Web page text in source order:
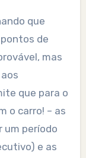
que
de
mas
que para o
o carro! – as
período
e as